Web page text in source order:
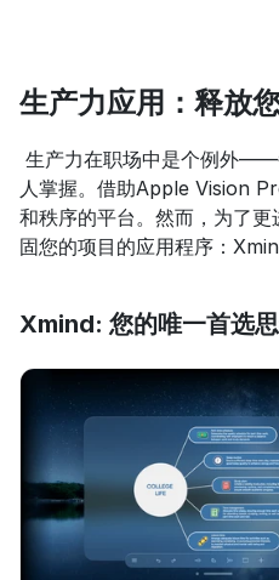
生产力应用：释放
人掌握。借助Apple Vision
和秩序的平台。然而，为了
固您的项目的应用程序：
Xmind: 您的唯一首选